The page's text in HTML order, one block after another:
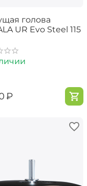
голова
UR Evo Steel 115
₽